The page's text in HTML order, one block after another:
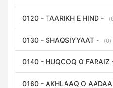
(0)